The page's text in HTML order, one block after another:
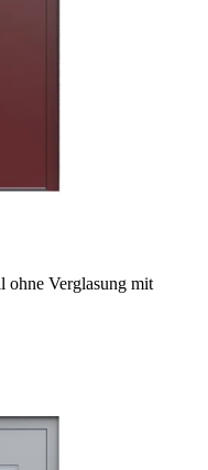
ohne Verglasung mit